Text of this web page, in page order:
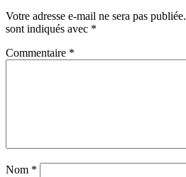
Votre adresse e-mail ne sera pas publiée.
sont indiqués avec *
Commentaire *
Nom *